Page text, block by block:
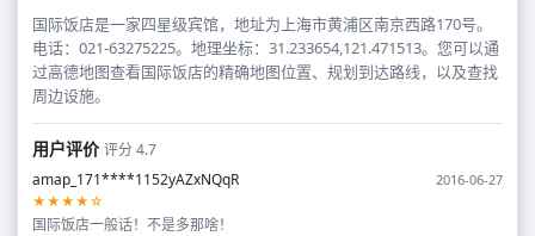
国际饭店是一家四星级宾馆，地址为上海市黄浦区南京西路170号。
电话：021-63275225。地理坐标：31.233654,121.471513。您可以通
过高德地图查看国际饭店的精确地图位置、规划到达路线，以及查找
周边设施。
用户评价评分 4.7
amap_171****1152yAZxNQqR
2016-06-27
★★★★☆
国际饭店一般话！不是多那啥！